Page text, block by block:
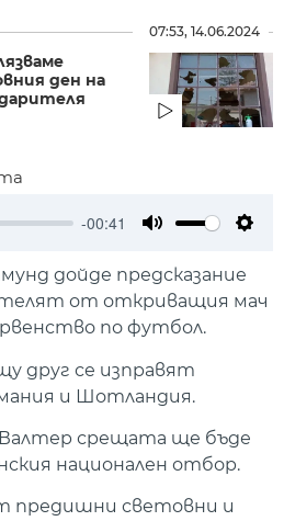
ден на
07:53, 14.06.2024
-00:41
дойде предсказание
от откриващия мач
по футбол.
друг се изправят
и Шотландия.
срещата ще бъде
национален отбор.
предишни световни и